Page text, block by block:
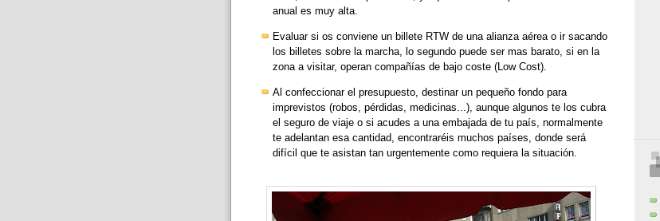
anual es muy alta.
Evaluar si os conviene un billete RTW de una alianza aérea o ir sacando
los billetes sobre la marcha, lo segundo puede ser mas barato, si en la
zona a visitar, operan compañías de bajo coste (Low Cost).
Al confeccionar el presupuesto, destinar un pequeño fondo para
imprevistos (robos, pérdidas, medicinas...), aunque algunos te los cubra
el seguro de viaje o si acudes a una embajada de tu país, normalmente
te adelantan esa cantidad, encontraréis muchos países, donde será
difícil que te asistan tan urgentemente como requiera la situación.